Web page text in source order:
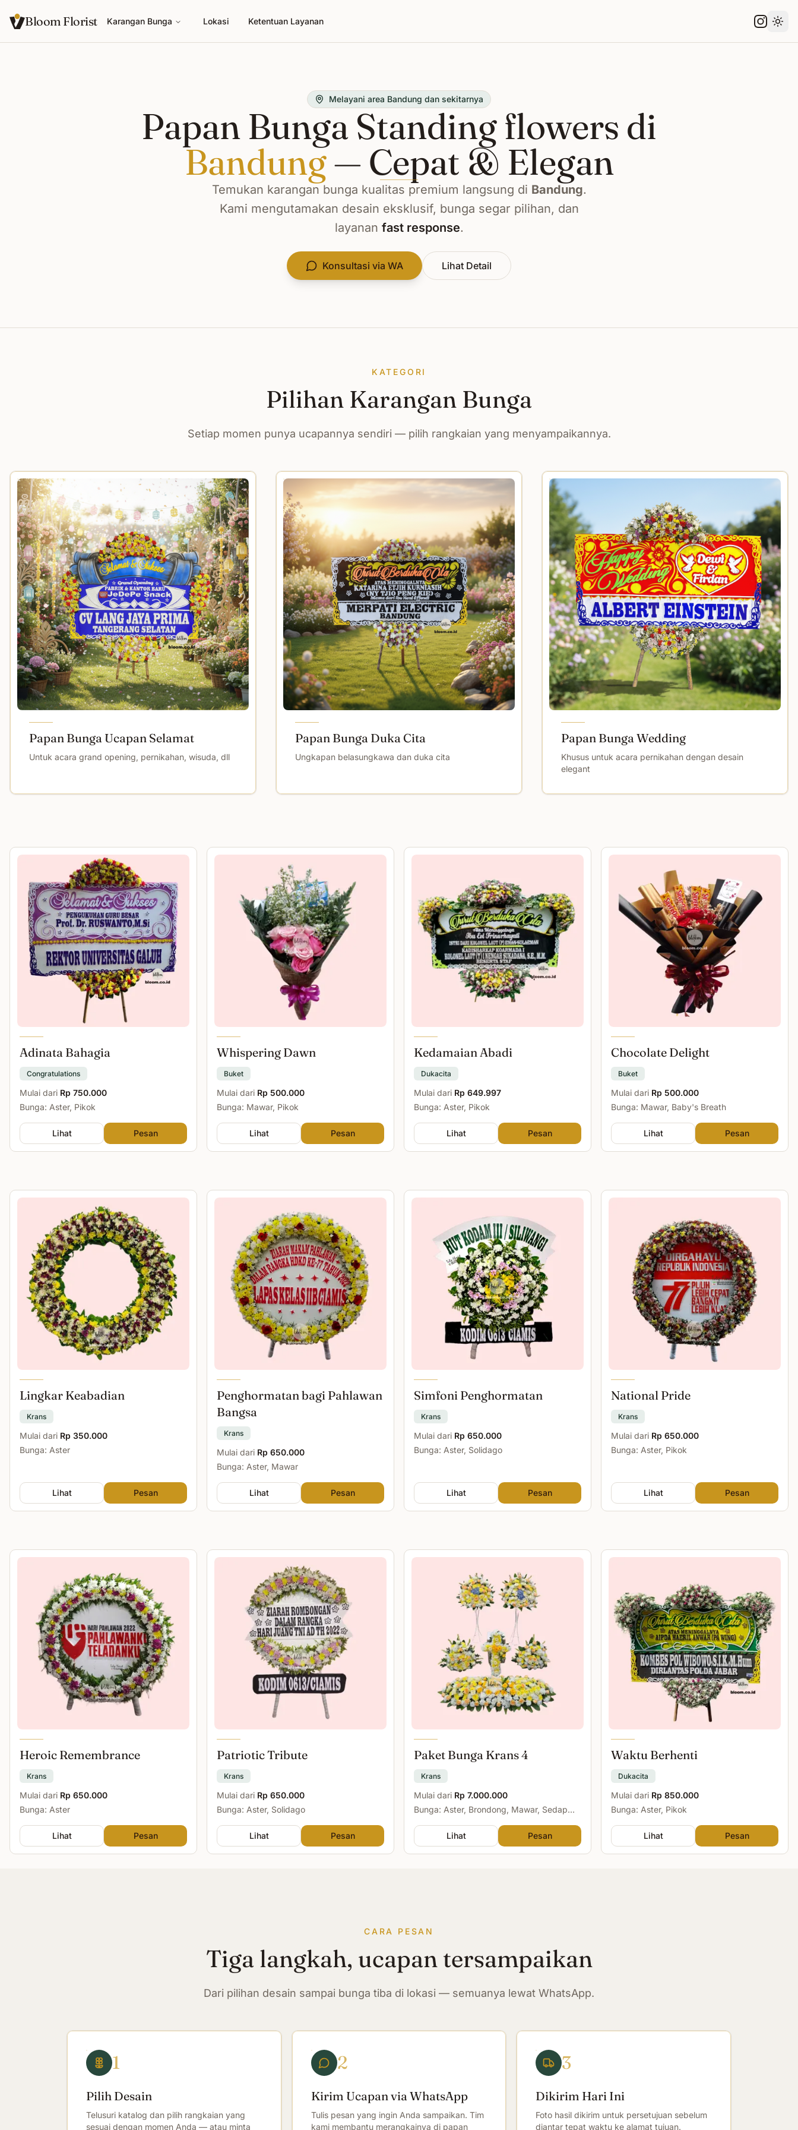
Bloom Florist Karangan Bunga Lokasi Ketentuan Layanan
Melayani area Bandung dan sekitarnya
Papan Bunga Standing flowers di
Bandung— Cepat & Elegan
Temukan karangan bunga kualitas premium langsung di Bandung.
Kami mengutamakan desain eksklusif, bunga segar pilihan, dan
layanan fast response.
Konsultasi via WA Lihat Detail
KATEGORI
Pilihan Karangan Bunga
Setiap momen punya ucapannya sendiri — pilih rangkaian yang menyampaikannya.
Papan Bunga Ucapan Selamat
Untuk acara grand opening, pernikahan, wisuda, dll
Papan Bunga Duka Cita
Ungkapan belasungkawa dan duka cita
Papan Bunga Wedding
Khusus untuk acara pernikahan dengan desain
elegant
Adinata Bahagia
Congratulations
Mulai dari Rp 750.000
Bunga: Aster, Pikok
Lihat Pesan
Whispering Dawn
Buket
Mulai dari Rp 500.000
Bunga: Mawar, Pikok
Lihat Pesan
Kedamaian Abadi
Dukacita
Mulai dari Rp 649.997
Bunga: Aster, Pikok
Lihat Pesan
Chocolate Delight
Buket
Mulai dari Rp 500.000
Bunga: Mawar, Baby's Breath
Lihat Pesan
Lingkar Keabadian
Krans
Mulai dari Rp 350.000
Bunga: Aster
Lihat Pesan
Penghormatan bagi Pahlawan
Bangsa
Krans
Mulai dari Rp 650.000
Bunga: Aster, Mawar
Lihat Pesan
Simfoni Penghormatan
Krans
Mulai dari Rp 650.000
Bunga: Aster, Solidago
Lihat Pesan
National Pride
Krans
Mulai dari Rp 650.000
Bunga: Aster, Pikok
Lihat Pesan
Heroic Remembrance
Krans
Mulai dari Rp 650.000
Bunga: Aster
Lihat Pesan
Patriotic Tribute
Krans
Mulai dari Rp 650.000
Bunga: Aster, Solidago
Lihat Pesan
Paket Bunga Krans 4
Krans
Mulai dari Rp 7.000.000
Bunga: Aster, Brondong, Mawar, Sedap
Lihat
Pesan
Waktu Berhenti
Dukacita
Mulai dari Rp 850.000
Bunga: Aster, Pikok
Lihat Pesan
CARA PESAN
Tiga langkah, ucapan tersampaikan
Dari pilihan desain sampai bunga tiba di lokasi — semuanya lewat WhatsApp.
1
Pilih Desain
Telusuri katalog dan pilih rangkaian yang
sesuai dengan momen Anda — atau minta
2
Kirim Ucapan via WhatsApp
Tulis pesan yang ingin Anda sampaikan. Tim
kami membantu merangkainya di papan
3
Dikirim Hari Ini
Foto hasil dikirim untuk persetujuan sebelum
diantar tepat waktu ke alamat tujuan.